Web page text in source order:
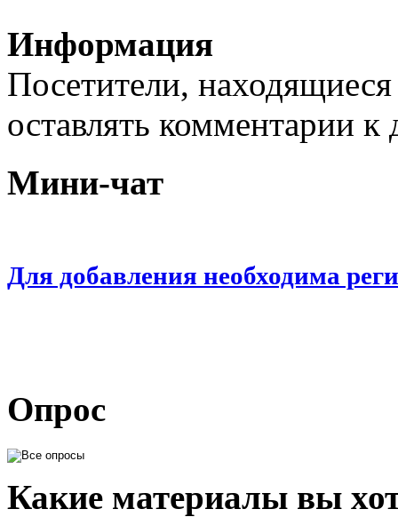
Информация
Посетители,
оставлять комментарии
Мини-чат
Для добавления необходима
Опрос
Какие материалы вы